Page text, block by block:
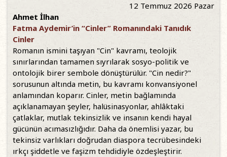
12 Temmuz 2026 Pazar
Ahmet İlhan
Fatma Aydemir’in “Cinler” Romanındaki Tanıdık
Cinler
Romanın ismini taşıyan "Cin" kavramı, teolojik
sınırlarından tamamen sıyrılarak sosyo-politik ve
ontolojik birer sembole dönüştürülür. "Cin nedir?"
sorusunun altında metin, bu kavramı konvansiyonel
anlamından koparır. Cinler, metin bağlamında
açıklanamayan şeyler, halüsinasyonlar, ahlâktaki
çatlaklar, mutlak tekinsizlik ve insanın kendi hayal
gücünün acımasızlığıdır. Daha da önemlisi yazar, bu
tekinsiz varlıkları doğrudan diaspora tecrübesindeki
ırkçı şiddetle ve faşizm tehdidiyle özdeşleştirir.